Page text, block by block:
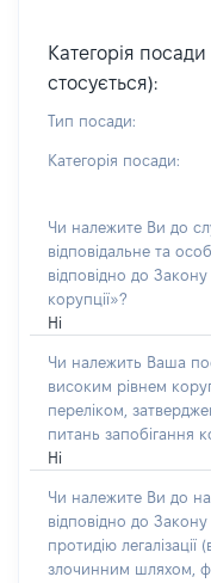
Категорія
стосується):
Тип посади:
Категорія посади:
Чи належите Ви до
відповідальне та
відповідно до
корупції»?
Ні
Чи належить Ваша
високим рівнем
переліком,
питань запобігання
Ні
Чи належите Ви до
відповідно до
протидію
злочинним шляхом,